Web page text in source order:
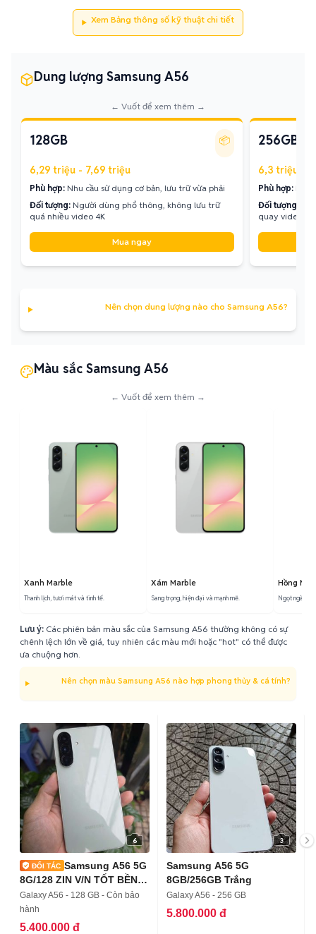
Xem Bảng thông số kỹ thuật chi tiết
Dung lượng Samsung A56
← Vuốt để xem thêm →
128GB 📦
6,29 triệu - 7,69 triệu
Phù hợp: Nhu cầu sử dụng cơ bản, lưu trữ vừa phải
Đối tượng: Người dùng phổ thông, không lưu trữ
quá nhiều video 4K
Mua ngay
256GB
6,3 triệu -
Phù hợp:
Đối tượng:
quay video,
Nên chọn dung lượng nào cho Samsung A56?
Màu sắc Samsung A56
← Vuốt để xem thêm →
Xanh Marble
Thanh lịch, tươi mát và tinh tế.
Xám Marble
Sang trọng, hiện đại và mạnh mẽ.
Hồng
Ngọt ngào,
Lưu ý: Các phiên bản màu sắc của Samsung A56 thường không có sự
chênh lệch lớn về giá, tuy nhiên các màu mới hoặc "hot" có thể được
ưa chuộng hơn.
Nên chọn màu Samsung A56 nào hợp phong thủy & cá tính?
6
Samsung A56 5G
8G/128 ZIN V/N TỐT BỀN
TRẦY
Galaxy A56 - 128 GB - Còn bảo
hành
5.400.000 đ
3
Samsung A56 5G
8GB/256GB Trắng
Galaxy A56 - 256 GB
5.800.000 đ